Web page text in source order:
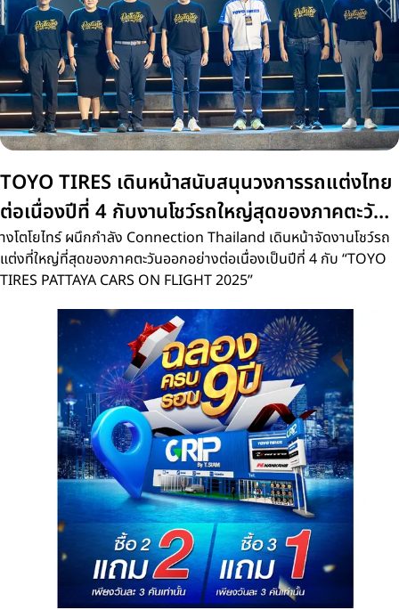
TOYO TIRES เดินหน้าสนับสนุนวงการรถแต่งไทย
ต่อเนื่องปีที่ 4 กับงานโชว์รถใหญ่สุดของภาคตะวัน
ออก 'PATTAYA CARS ON FLIGHT 2025
างโตโยไทร์ ผนึกกำลัง Connection Thailand เดินหน้าจัดงานโชว์รถ
แต่งที่ใหญ่ที่สุดของภาคตะวันออกอย่างต่อเนื่องเป็นปีที่ 4 กับ “TOYO
TIRES PATTAYA CARS ON FLIGHT 2025”